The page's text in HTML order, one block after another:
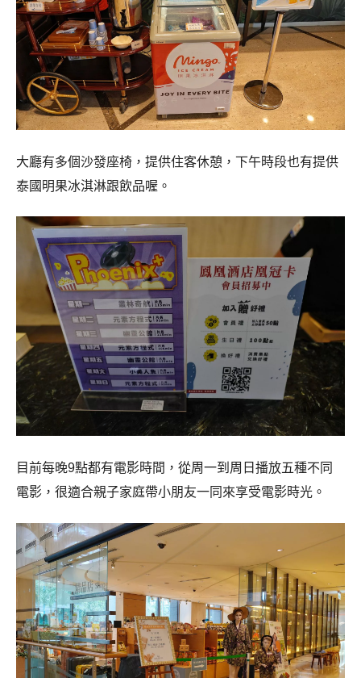
大廳有多個沙發座椅，提供住客休憩，下午時段也有提供
泰國明果冰淇淋跟飲品喔。
目前每晚9點都有電影時間，從周一到周日播放五種不同
電影，很適合親子家庭帶小朋友一同來享受電影時光。